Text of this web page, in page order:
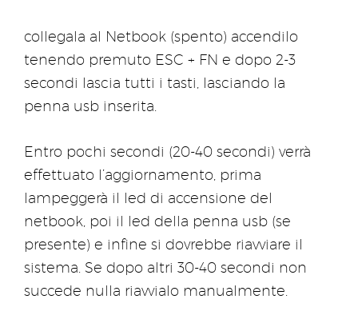
collegala al Netbook (spento) accendilo
tenendo premuto ESC + FN e dopo 2-3
secondi lascia tutti i tasti, lasciando la
penna usb inserita.
Entro pochi secondi (20-40 secondi) verrà
effettuato l’aggiornamento, prima
lampeggerà il led di accensione del
netbook, poi il led della penna usb (se
presente) e infine si dovrebbe riavviare il
sistema. Se dopo altri 30-40 secondi non
succede nulla riavvialo manualmente.